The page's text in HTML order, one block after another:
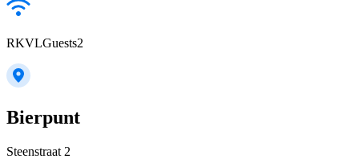
RKVLGuests2
Bierpunt
Steenstraat 2